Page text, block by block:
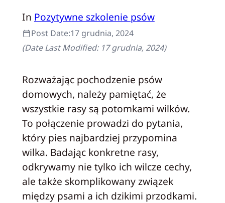
In Pozytywne szkolenie psów
Post Date:17 grudnia, 2024
(Date Last Modified: 17 grudnia, 2024)
Rozważając pochodzenie psów
domowych, należy pamiętać, że
wszystkie rasy są potomkami wilków.
To połączenie prowadzi do pytania,
który pies najbardziej przypomina
wilka. Badając konkretne rasy,
odkrywamy nie tylko ich wilcze cechy,
ale także skomplikowany związek
między psami a ich dzikimi przodkami.